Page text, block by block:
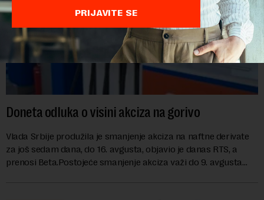
Doneta odluka o visini akciza na gorivo
Vlada Srbije produžila je smanjenje akciza na naftne derivate
za još sedam dana, do 16. avgusta, objavio je danas RTS, a
prenosi Beta.Postojeće smanjenje akciza važi do 9. avgusta
PRIJAVITE SE